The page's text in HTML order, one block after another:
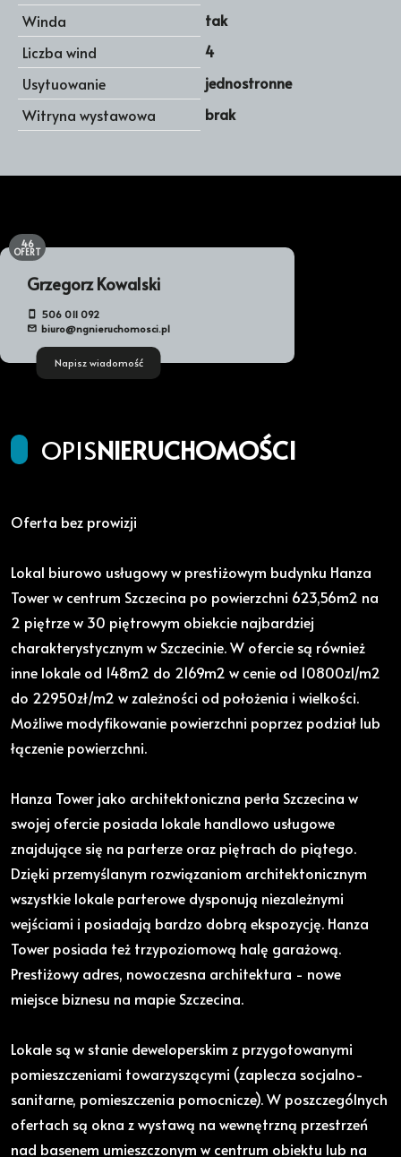
Winda
tak
Liczba wind
4
Usytuowanie
jednostronne
Witryna wystawowa
brak
Grzegorz Kowalski
506 011 092
biuro@ngnieruchomosci.pl
Napisz wiadomość
46
OFERT
OPISNIERUCHOMOŚCI
Oferta bez prowizji
Lokal biurowo usługowy w prestiżowym budynku Hanza
Tower w centrum Szczecina po powierzchni 623,56m2 na
2 piętrze w 30 piętrowym obiekcie najbardziej
charakterystycznym w Szczecinie. W ofercie są również
inne lokale od 148m2 do 2169m2 w cenie od 10800zl/m2
do 22950zł/m2 w zależności od położenia i wielkości.
Możliwe modyfikowanie powierzchni poprzez podział lub
łączenie powierzchni.
Hanza Tower jako architektoniczna perła Szczecina w
swojej ofercie posiada lokale handlowo usługowe
znajdujące się na parterze oraz piętrach do piątego.
Dzięki przemyślanym rozwiązaniom architektonicznym
wszystkie lokale parterowe dysponują niezależnymi
wejściami i posiadają bardzo dobrą ekspozycję. Hanza
Tower posiada też trzypoziomową halę garażową.
Prestiżowy adres, nowoczesna architektura - nowe
miejsce biznesu na mapie Szczecina.
Lokale są w stanie deweloperskim z przygotowanymi
pomieszczeniami towarzyszącymi (zaplecza socjalno-
sanitarne, pomieszczenia pomocnicze). W poszczególnych
ofertach są okna z wystawą na wewnętrzną przestrzeń
nad basenem umieszczonym w centrum obiektu lub na